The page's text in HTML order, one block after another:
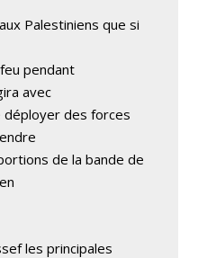
Palestiniens que si
pendant
avec
déployer des forces
de la bande de
les principales